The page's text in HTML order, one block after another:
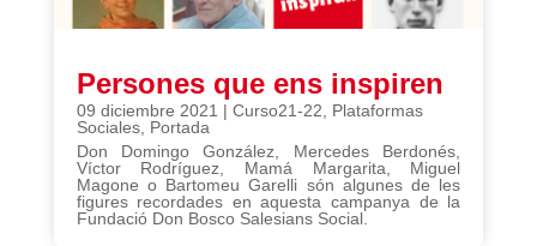
Persones que ens inspiren
09 diciembre 2021 | Curso21-22
Plataformas
Sociales, Portada
Don Domingo González, Mercedes Berdonés,
Víctor Rodríguez, Mamá Margarita, Miguel
Magone o Bartomeu Garelli són algunes de les
figures recordades en aquesta campanya de la
Fundació Don Bosco Salesians Social.